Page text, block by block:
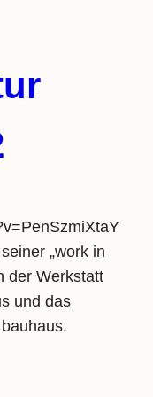
„work in
der Werkstatt
und das